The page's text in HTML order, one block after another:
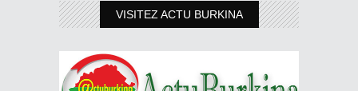
VISITEZ ACTU BURKINA